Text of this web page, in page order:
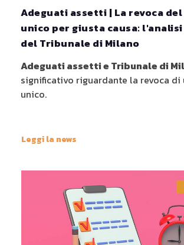
Adeguati assetti | La revoca
unico per giusta causa:
del Tribunale di Milano
Adeguati assetti e Tribunale di
significativo riguardante la revoca di
unico.
Leggi la news